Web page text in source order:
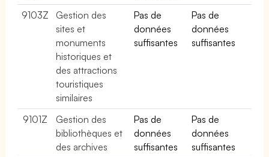
9103Z
Gestion des
sites et
monuments
historiques et
des attractions
touristiques
similaires
Pas de
données
suffisantes
Pas de
données
suffisantes
9101Z
Gestion des
bibliothèques et
des archives
Pas de
données
suffisantes
Pas de
données
suffisantes